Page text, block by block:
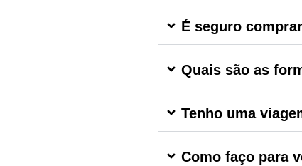
É seguro
Quais são as
Tenho uma
Como faço para